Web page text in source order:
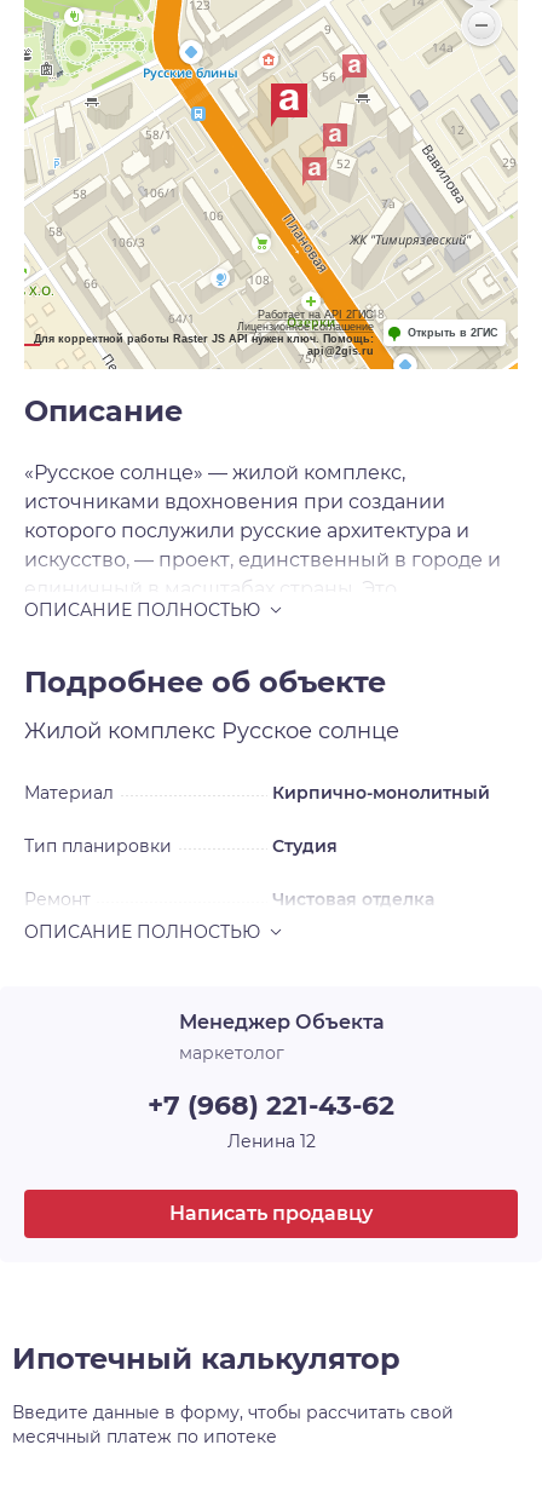
Работает на API 2ГИС
Лицензионное соглашение
Для корректной работы Raster JS API нужен ключ. Помощь:
api@2gis.ru
Открыть в 2ГИС
Описание
«Русское солнце» — жилой комплекс,
источниками вдохновения при создании
которого послужили русские архитектура и
искусство, — проект, единственный в городе и
единичный в масштабах страны. Это
современная архитектура с национальными
русских исторических стилей в нашем
времени. Источниками вдохновения для
архитекторов послужили русский и неорусский
искусстве, существовавшие в нашей стране в
революцией на пике развития. Смотреть на
включать шесть домов, каждый из которых
уникален, каждый — произведение
30-этажная башня, вершина комплекса, станет
высотной доминантой всего района, а
проекта, несомненно, затмит всё, что находится
Подробнее об объекте
Жилой комплекс Русское солнце
Материал Кирпично-монолитный
Тип планировки Студия
Ремонт Чистовая отделка
Менеджер Объекта
маркетолог
+7 (968) 221-43-62
Ленина 12
Написать продавцу
Ипотечный калькулятор
Введите данные в форму, чтобы рассчитать свой
месячный платеж по ипотеке